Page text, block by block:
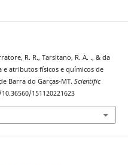
R. R., Tarsitano, R. A. ., & da
e atributos físicos e químicos de
Barra do Garças-MT. Scientific
151120221623